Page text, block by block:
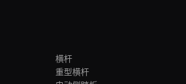
横杆
重型横杆